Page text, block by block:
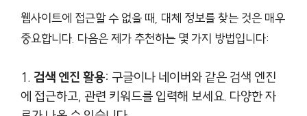
웹사이트에 접근할 수 없을 때, 대체 정보를 찾는 것은 매우
중요합니다. 다음은 제가 추천하는 몇 가지 방법입니다:
검색 엔진 활용: 구글이나 네이버와 같은 검색 엔진
에 접근하고, 관련 키워드를 입력해 보세요. 다양한 자